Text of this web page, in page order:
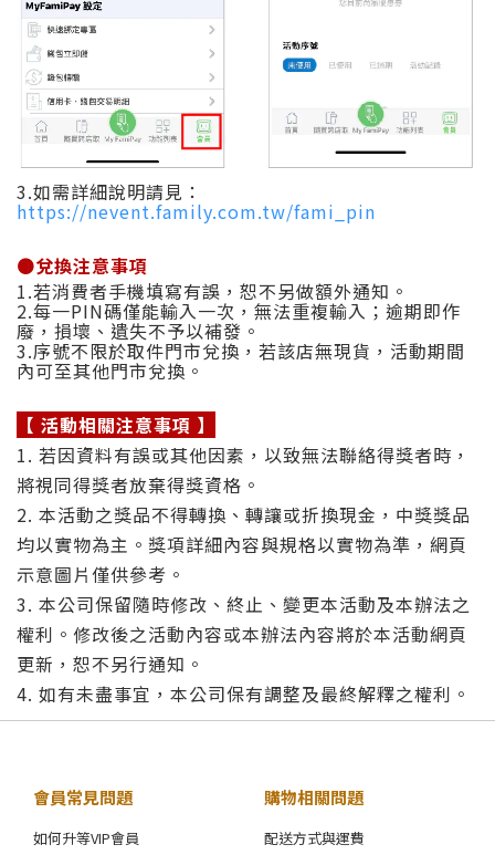
3.如需詳細說明請見：
https://nevent.family.com.tw/fami_pin
🟤兌換注意事項
1.若消費者手機填寫有誤，恕不另做額外通知。
2.每一PIN碼僅能輸入一次，無法重複輸入；逾期即作
廢，損壞、遺失不予以補發。
3.序號不限於取件門市兌換，若該店無現貨，活動期間
內可至其他門市兌換。
【 活動相關注意事項 】
1. 若因資料有誤或其他因素，以致無法聯絡得獎者時，
將視同得獎者放棄得獎資格。
2. 本活動之獎品不得轉換、轉讓或折換現金，中獎獎品
均以實物為主。獎項詳細內容與規格以實物為準，網頁
示意圖片僅供參考。
3. 本公司保留隨時修改、終止、變更本活動及本辦法之
權利。修改後之活動內容或本辦法內容將於本活動網頁
更新，恕不另行通知。
4. 如有未盡事宜，本公司保有調整及最終解釋之權利。
會員常見問題
如何升等VIP會員
購物相關問題
配送方式與運費